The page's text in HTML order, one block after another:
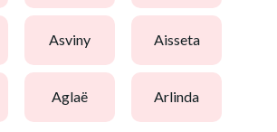
asviny aisseta
aglaë arlinda